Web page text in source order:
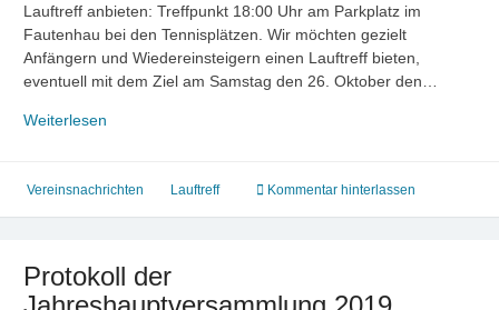
Lauftreff anbieten: Treffpunkt 18:00 Uhr am Parkplatz im
Fautenhau bei den Tennisplätzen. Wir möchten gezielt
Anfängern und Wiedereinsteigern einen Lauftreff bieten,
eventuell mit dem Ziel am Samstag den 26. Oktober den…
Weiterlesen
Lauftreff
Großaspach
Vereinsnachrichten Lauftreff Kommentar hinterlassen
Protokoll der